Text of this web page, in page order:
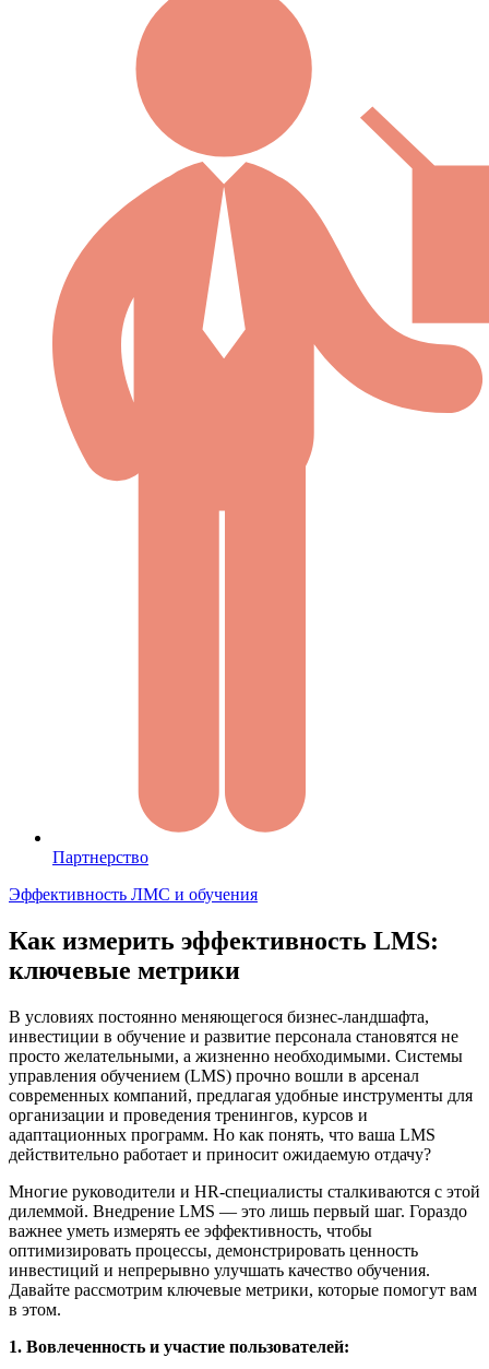
Партнерство
Эффективность ЛМС и обучения
Как измерить эффективность LMS:
ключевые метрики
В условиях постоянно меняющегося бизнес-ландшафта,
инвестиции в обучение и развитие персонала становятся не
просто желательными, а жизненно необходимыми. Системы
управления обучением (LMS) прочно вошли в арсенал
современных компаний, предлагая удобные инструменты для
организации и проведения тренингов, курсов и
адаптационных программ. Но как понять, что ваша LMS
действительно работает и приносит ожидаемую отдачу?
Многие руководители и HR-специалисты сталкиваются с этой
дилеммой. Внедрение LMS — это лишь первый шаг. Гораздо
важнее уметь измерять ее эффективность, чтобы
оптимизировать процессы, демонстрировать ценность
инвестиций и непрерывно улучшать качество обучения.
Давайте рассмотрим ключевые метрики, которые помогут вам
в этом.
1. Вовлеченность и участие пользователей: